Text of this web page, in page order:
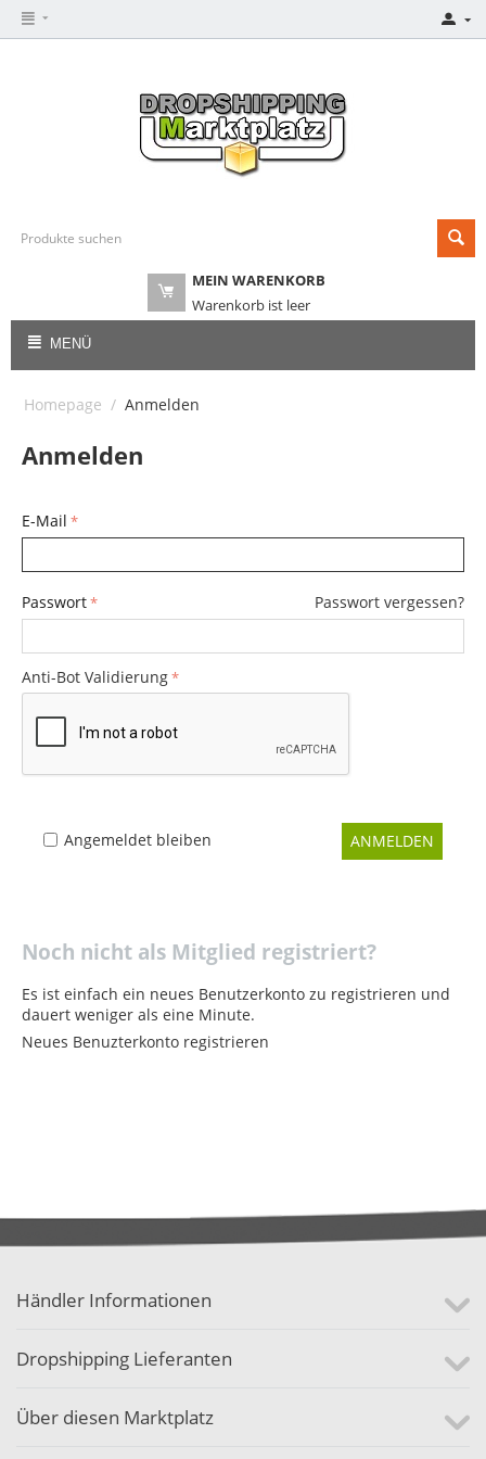
MEIN WARENKORB
Warenkorb ist leer
MENÜ
Homepage / Anmelden
Anmelden
E-Mail
Passwort Passwort vergessen?
Anti-Bot Validierung
ANMELDEN
Angemeldet bleiben
Noch nicht als Mitglied registriert?
Es ist einfach ein neues Benutzerkonto zu registrieren und
dauert weniger als eine Minute.
Neues Benuzterkonto registrieren
Händler Informationen
Dropshipping Lieferanten
Über diesen Marktplatz